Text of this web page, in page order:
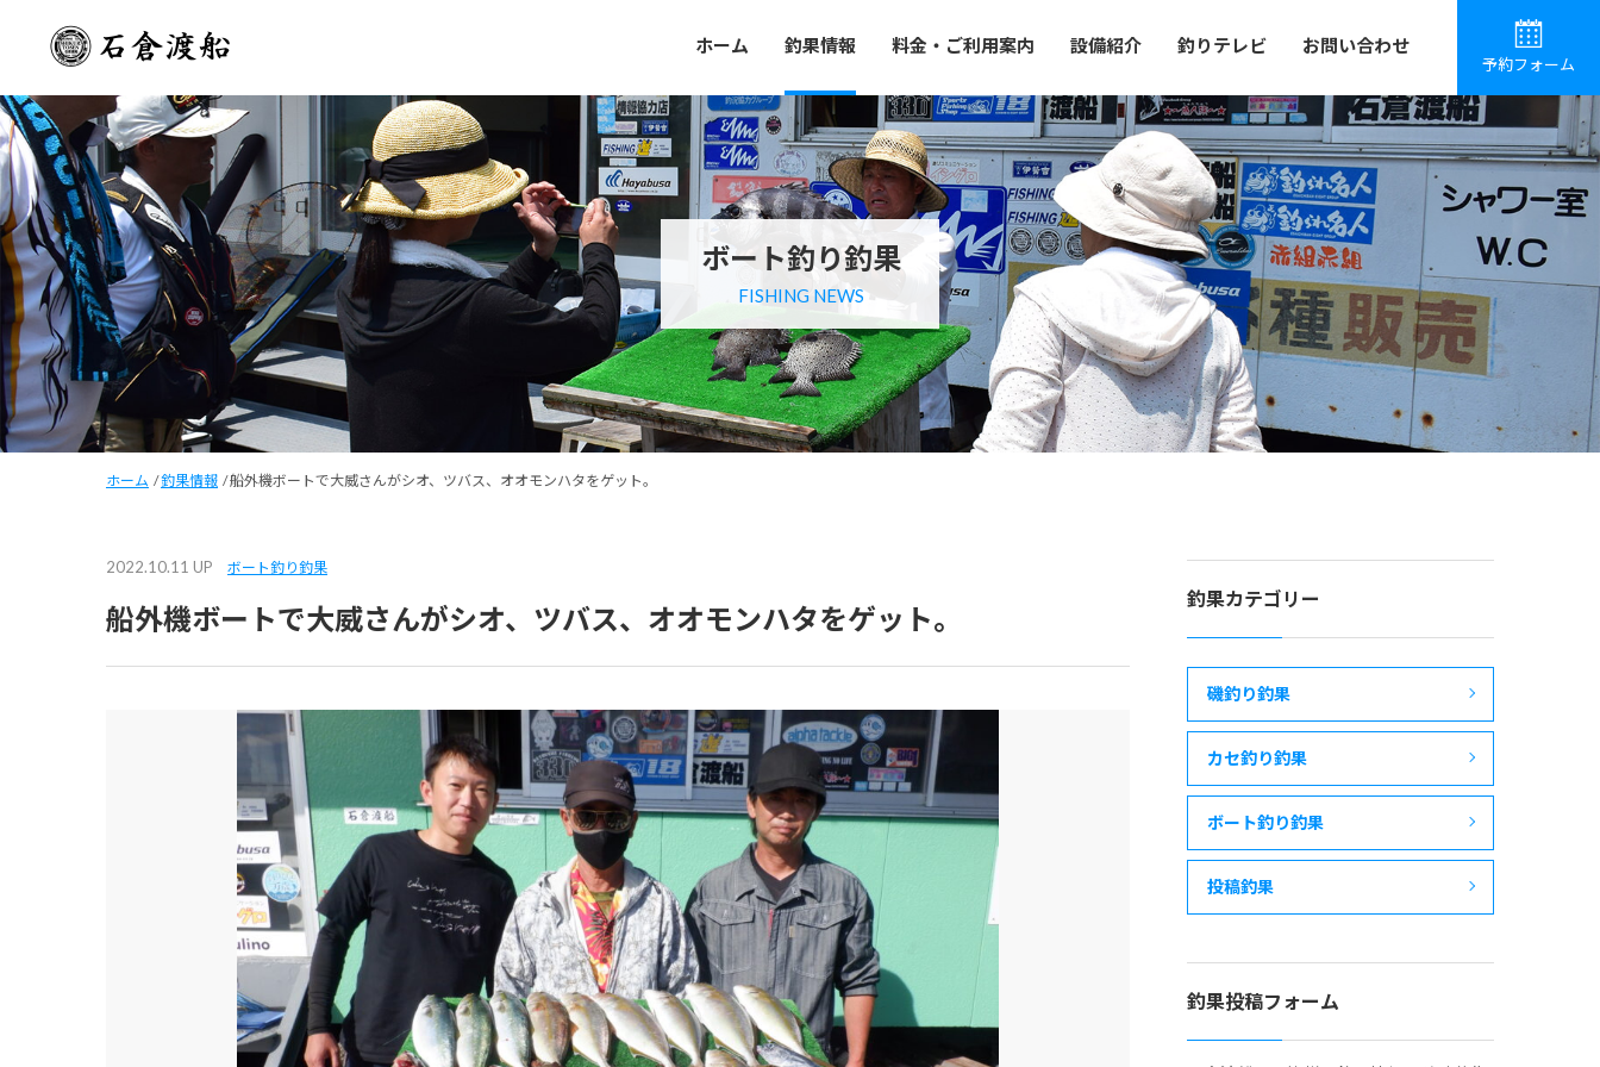
ホーム 釣果情報 料金・ご利用案内 設備紹介 釣りテレビ お問い合わせ
予約フォーム
ボート釣り釣果
FISHING NEWS
ホーム /釣果情報 /船外機ボートで大威さんがシオ、ツバス、オオモンハタをゲット。
2022.10.11 UP ボート釣り釣果
船外機ボートで大威さんがシオ、ツバス、オオモンハタをゲット。
釣果カテゴリー
磯釣り釣果
カセ釣り釣果
ボート釣り釣果
投稿釣果
釣果投稿フォーム